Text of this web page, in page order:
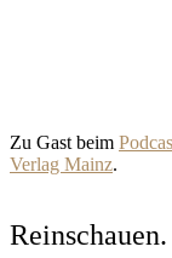
Zu Gast beim
Verlag Mainz.
Reinschauen.